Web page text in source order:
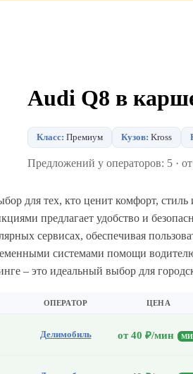
Audi Q8 в
Класс: Премиум Кузов: Kross
Предложений у операторов: 5 ·
для тех, кто ценит комфорт,
предлагает удобство и
сервисах, обеспечивая
системами помощи
– это идеальный выбор для
ОПЕРАТОР ЦЕНА
Делимобиль от 40 ₽/мин